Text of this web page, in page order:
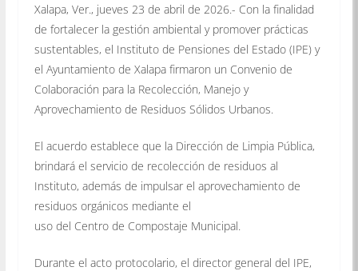
Xalapa, Ver., jueves 23 de abril de 2026.- Con la finalidad
de fortalecer la gestión ambiental y promover prácticas
sustentables, el Instituto de Pensiones del Estado (IPE) y
el Ayuntamiento de Xalapa firmaron un Convenio de
Colaboración para la Recolección, Manejo y
Aprovechamiento de Residuos Sólidos Urbanos.
El acuerdo establece que la Dirección de Limpia Pública,
brindará el servicio de recolección de residuos al
Instituto, además de impulsar el aprovechamiento de
residuos orgánicos mediante el
uso del Centro de Compostaje Municipal.
Durante el acto protocolario, el director general del IPE,